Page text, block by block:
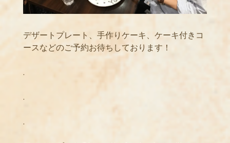
デザートプレート、手作りケーキ、ケーキ付きコ
ースなどのご予約お待ちしております！
.
.
.